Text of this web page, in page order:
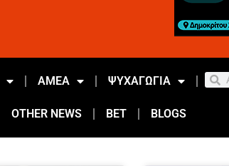
ΑΜΕΑ ΨΥΧΑΓΩΓΙΑ
OTHER NEWS BET BLOGS